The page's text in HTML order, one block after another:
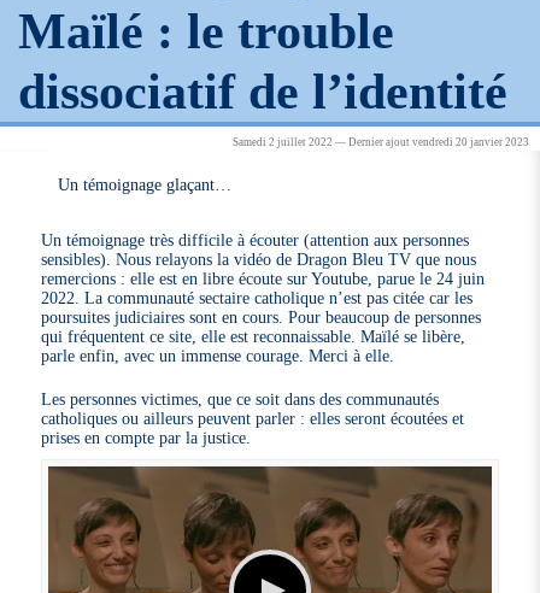
Maïlé : le trouble
dissociatif de l’identité
Samedi 2 juillet 2022 — Dernier ajout vendredi 20 janvier 2023
Un témoignage glaçant…
Un témoignage très difficile à écouter (attention aux personnes
sensibles). Nous relayons la vidéo de Dragon Bleu TV que nous
remercions : elle est en libre écoute sur Youtube, parue le 24 juin
2022. La communauté sectaire catholique n’est pas citée car les
poursuites judiciaires sont en cours. Pour beaucoup de personnes
qui fréquentent ce site, elle est reconnaissable. Maïlé se libère,
parle enfin, avec un immense courage. Merci à elle.
Les personnes victimes, que ce soit dans des communautés
catholiques ou ailleurs peuvent parler : elles seront écoutées et
prises en compte par la justice.